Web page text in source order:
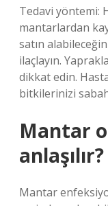
Tedavi yöntemi:
mantarlardan
satın
ilaçlayın.
dikkat edin.
bitkilerinizi
Mantar
anlaşılır?
Mantar